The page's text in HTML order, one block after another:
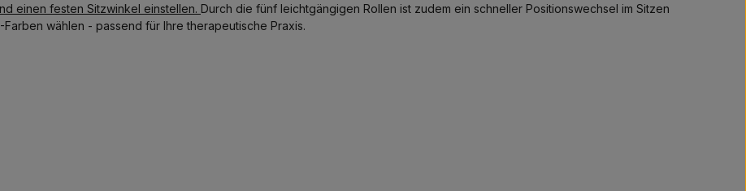
einen festen Sitzwinkel einstellen. Durch die fünf leichtgängigen Rollen ist zudem ein schneller Positionswechsel im Sitzen
wählen - passend für Ihre therapeutische Praxis.